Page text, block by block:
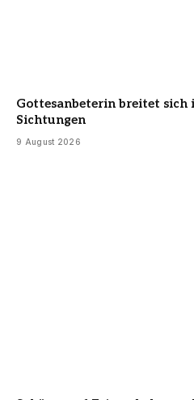
Gottesanbeterin breitet sich
Sichtungen
9 August 2026